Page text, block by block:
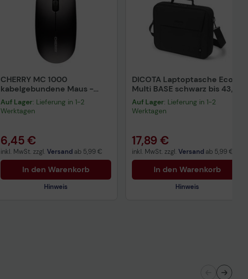
CHERRY MC 1000
kabelgebundene Maus -
schwarz
Auf Lager: Lieferung in 1-2
Werktagen
6,45 €
inkl. MwSt. zzgl. Versand ab 5,99 €
In den Warenkorb
Hinweis
DICOTA Laptoptasche Eco
Multi BASE schwarz bis 43,9
cm (17,3 Zoll)
Auf Lager: Lieferung in 1-2
Werktagen
17,89 €
inkl. MwSt. zzgl. Versand ab 5,99 €
In den Warenkorb
Hinweis